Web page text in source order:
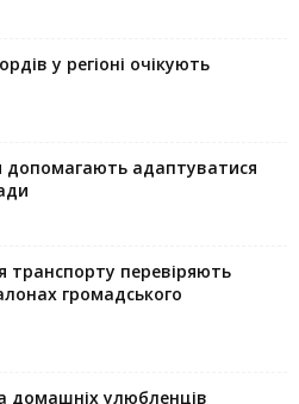
у регіоні очікують
допомагають адаптуватися
транспорту перевіряють
громадського
домашніх улюбленців